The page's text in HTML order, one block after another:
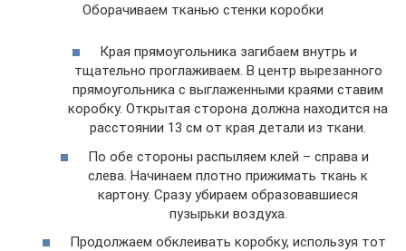
Оборачиваем тканью стенки коробки
Края прямоугольника загибаем внутрь и
тщательно проглаживаем. В центр вырезанного
прямоугольника с выглаженными краями ставим
коробку. Открытая сторона должна находится на
расстоянии 13 см от края детали из ткани.
По обе стороны распыляем клей – справа и
слева. Начинаем плотно прижимать ткань к
картону. Сразу убираем образовавшиеся
пузырьки воздуха.
Продолжаем обклеивать коробку, используя тот